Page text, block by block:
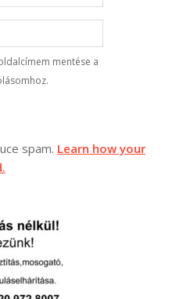
mentése a
spam. Learn how your